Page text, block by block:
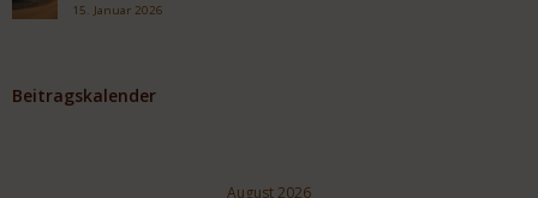
15. Januar 2026
Beitragskalender
August 2026